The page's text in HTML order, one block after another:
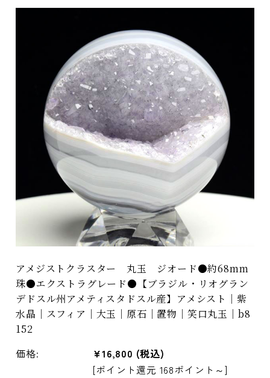
アメジストクラスター 丸玉 ジオード●約68mm
珠●エクストラグレード●【ブラジル・リオグラン
デドスル州アメティスタドスル産】アメシスト｜紫
水晶｜スフィア｜大玉｜原石｜置物｜笑口丸玉｜b8
152
価格: ¥16,800 (税込)
[ポイント還元 168ポイント～]